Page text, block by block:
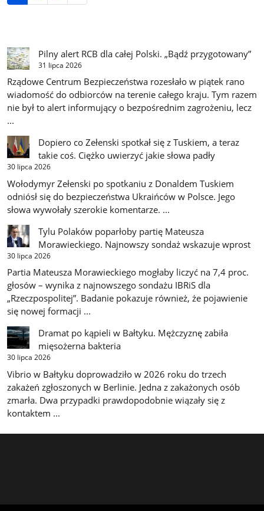
Pilny alert RCB dla całej Polski. „Bądź przygotowany”
31 lipca 2026
Rządowe Centrum Bezpieczeństwa rozesłało w piątek rano
wiadomość do odbiorców na terenie całego kraju. Tym razem
nie był to alert informujący o bezpośrednim zagrożeniu, lecz
...
Dopiero co Zełenski spotkał się z Tuskiem, a teraz
takie coś. Ciężko uwierzyć jakie słowa padły
30 lipca 2026
Wołodymyr Zełenski po spotkaniu z Donaldem Tuskiem
odniósł się do bezpieczeństwa Ukraińców w Polsce. Jego
słowa wywołały szerokie komentarze. ...
Tylu Polaków poparłoby partię Mateusza
Morawieckiego. Najnowszy sondaż wskazuje wprost
30 lipca 2026
Partia Mateusza Morawieckiego mogłaby liczyć na 7,4 proc.
głosów – wynika z najnowszego sondażu IBRiS dla
„Rzeczpospolitej”. Badanie pokazuje również, że pojawienie
się nowej formacji ...
Dramat po kąpieli w Bałtyku. Mężczyznę zabiła
mięsożerna bakteria
30 lipca 2026
Vibrio w Bałtyku doprowadziło w 2026 roku do trzech
zakażeń zgłoszonych w Berlinie. Jedna z zakażonych osób
zmarła. Dwa przypadki prawdopodobnie wiązały się z
kontaktem ...